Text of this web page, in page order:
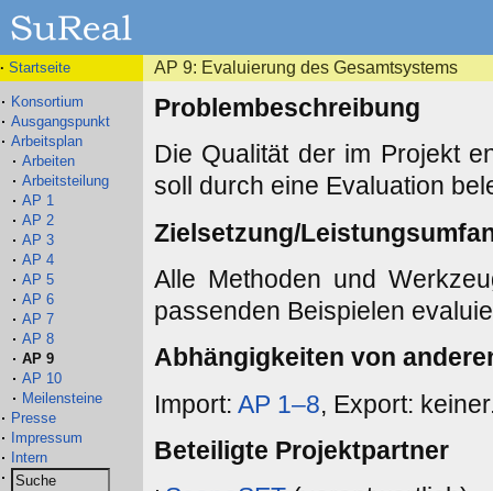
· Startseite AP 9: Evaluierung des Gesamtsystems
Konsortium
Ausgangspunkt
Arbeitsplan
Arbeiten
Arbeitsteilung
AP 1
AP 2
AP 3
AP 4
AP 5
AP 6
AP 7
AP 8
AP 9
AP 10
Meilensteine
Presse
Impressum
Intern
Problembeschreibung
Die Qualität der im Projekt
soll durch eine Evaluation
Zielsetzung/
Alle Methoden und
passenden Beispielen
Abhängigkeiten von
Import: AP 1–8, Export:
Beteiligte Projektpartner